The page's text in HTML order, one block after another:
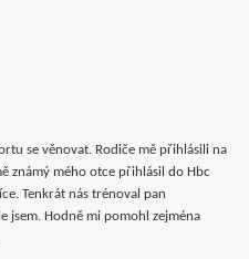
se věnovat. Rodiče mě přihlásili na
známý mého otce přihlásil do Hbc
Tenkrát nás trénoval pan
jsem. Hodně mi pomohl zejména